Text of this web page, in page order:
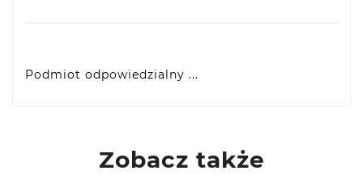
Podmiot odpowiedzialny ...
Zobacz także